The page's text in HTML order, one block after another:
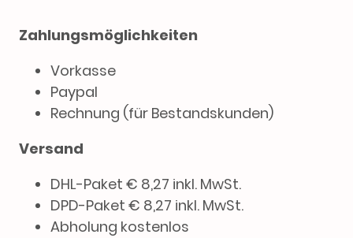
Zahlungsmöglichkeiten
Vorkasse
Paypal
Rechnung (für Bestandskunden)
Versand
DHL-Paket € 8,27 inkl. MwSt.
DPD-Paket € 8,27 inkl. MwSt.
Abholung kostenlos